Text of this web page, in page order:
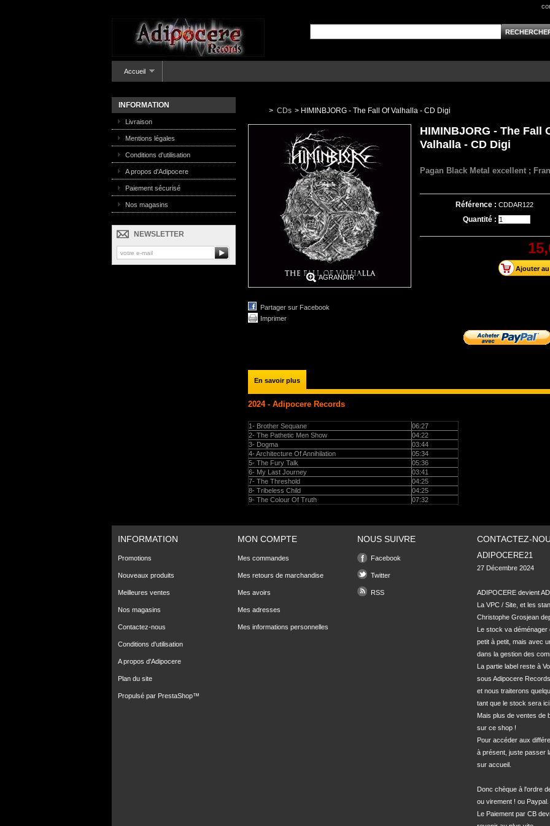
Accueil
INFORMATION
Livraison
Mentions légales
Conditions d'utilisation
A propos d'Adipocere
Paiement sécurisé
Nos magasins
NEWSLETTER
> CDs > HIMINBJORG - The Fall Of Valhalla - CD Digi
AGRANDIR
Partager sur Facebook
Imprimer
HIMINBJORG - The Fall
Valhalla - CD Digi
Pagan Black Metal excellent ;
Référence : CDDAR122
Quantité :
En savoir plus
2024 - Adipocere Records
1- Brother Sequane
06:27
2- The Pathetic Men Show
04:22
3- Dogma
03:44
4- Architecture Of Annihilation
05:34
5- The Fury Talk
05:36
6- My Last Journey
03:41
7- The Threshold
04:25
8- Tribeless Child
04:25
9- The Colour Of Truth
07:32
INFORMATION
Promotions
Nouveaux produits
Meilleures ventes
Nos magasins
Contactez-nous
Conditions d'utilisation
A propos d'Adipocere
Plan du site
Propulsé par PrestaShop™
MON COMPTE
Mes commandes
Mes retours de marchandise
Mes avoirs
Mes adresses
Mes informations personnelles
NOUS SUIVRE
Facebook
Twitter
RSS
CONTACTEZ-
ADIPOCERE21
27 Décembre 2024
ADIPOCERE devient
La VPC / Site, et les
Christophe Grosjean
Le stock va
petit à petit, mais avec
dans la gestion des
La partie label reste à
sous Adipocere Records
et nous traiterons
tant que le stock sera
Mais plus de ventes de
sur ce shop !
Pour accéder aux
à présent, juste passer
sur accueil.
Donc chèque à l'ordre
ou virement ! ou Paypal.
Le Paiement par CB